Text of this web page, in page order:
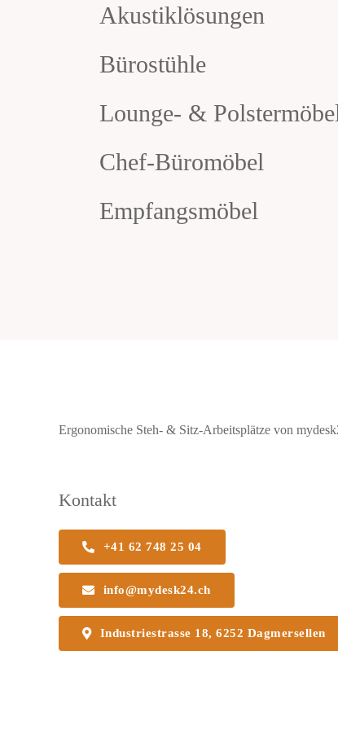
Akustiklösungen
Bürostühle
Lounge- &
Chef-Büromöbel
Empfangsmöbel
Ergonomische Steh- & Sitz-Arbeitsplätze von
Kontakt
+41 62 748 25 04
info@mydesk24.ch
Industriestrasse 18, 6252 Dagmersellen